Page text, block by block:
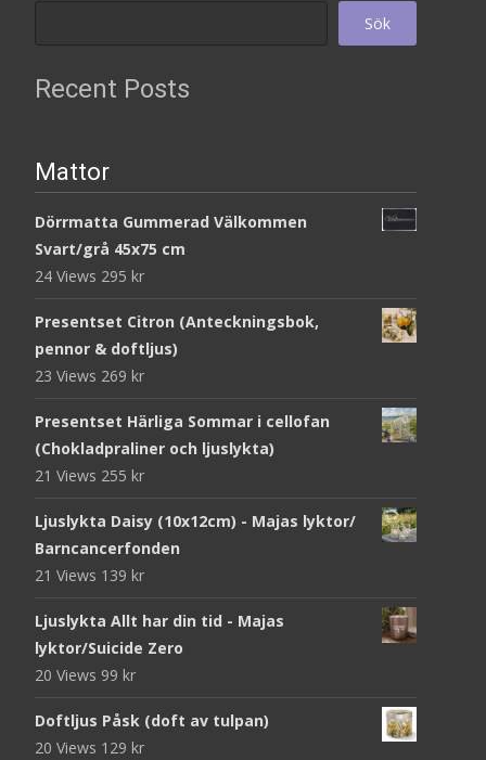
Sök
Recent Posts
Mattor
Dörrmatta Gummerad Välkommen
Svart/grå 45x75 cm
24 Views 295 kr
Presentset Citron (Anteckningsbok,
pennor & doftljus)
23 Views 269 kr
Presentset Härliga Sommar i cellofan
(Chokladpraliner och ljuslykta)
21 Views 255 kr
Ljuslykta Daisy (10x12cm) - Majas lyktor/
Barncancerfonden
21 Views 139 kr
Ljuslykta Allt har din tid - Majas
lyktor/Suicide Zero
20 Views 99 kr
Doftljus Påsk (doft av tulpan)
20 Views 129 kr